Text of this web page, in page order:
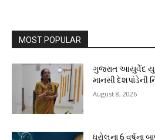
MOST POPULAR
ગુજરાત આયુર્વેદ
માનસી દેશપાંડેની
August 8, 2026
ધ્રોલના 6 વર્ષના